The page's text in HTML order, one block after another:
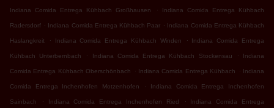
Indiana Comida Entrega Kühbach Großhausen . Indiana Comida Entrega Kühbach
Radersdorf . Indiana Comida Entrega Kühbach Paar . Indiana Comida Entrega Kühbach
Haslangkreit . Indiana Comida Entrega Kühbach Winden . Indiana Comida Entrega
Kühbach Unterbernbach . Indiana Comida Entrega Kühbach Stockensau . Indiana
Comida Entrega Kühbach Oberschönbach . Indiana Comida Entrega Kühbach . Indiana
Comida Entrega Inchenhofen Motzenhofen . Indiana Comida Entrega Inchenhofen
Sainbach . Indiana Comida Entrega Inchenhofen Ried . Indiana Comida Entrega